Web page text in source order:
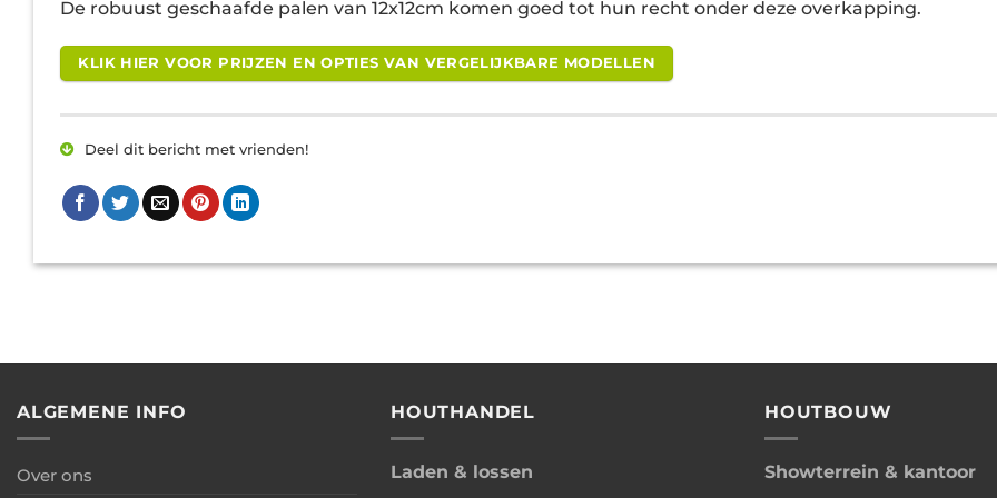
De robuust geschaafde palen van 12x12cm komen goed tot hun recht onder deze overkapping.
KLIK HIER VOOR PRIJZEN EN OPTIES VAN VERGELIJKBARE MODELLEN
Deel dit bericht met vrienden!
ALGEMENE INFO
Over ons
HOUTHANDEL
Laden & lossen
HOUTBOUW
Showterrein & kantoor